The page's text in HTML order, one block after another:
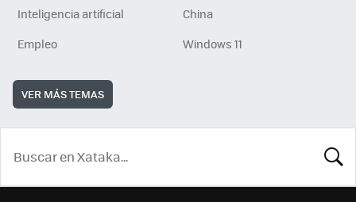
Inteligencia artificial
China
Empleo
Windows 11
VER MÁS TEMAS